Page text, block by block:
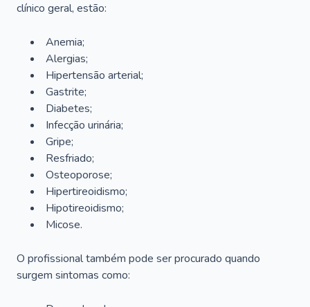
clínico geral, estão:
Anemia;
Alergias;
Hipertensão arterial;
Gastrite;
Diabetes;
Infecção urinária;
Gripe;
Resfriado;
Osteoporose;
Hipertireoidismo;
Hipotireoidismo;
Micose.
O profissional também pode ser procurado quando
surgem sintomas como: